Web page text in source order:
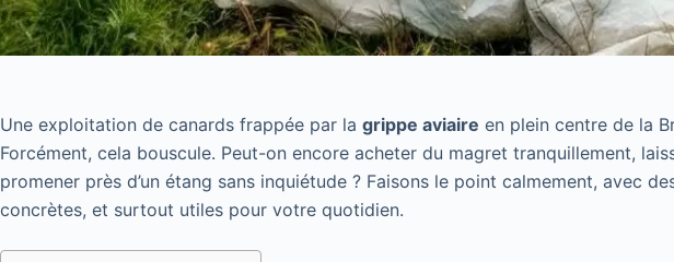
Une exploitation de canards frappée par la grippe aviaire en plein centre de la
Forcément, cela bouscule. Peut-on encore acheter du magret tranquillement,
promener près d’un étang sans inquiétude ? Faisons le point calmement, avec
concrètes, et surtout utiles pour votre quotidien.